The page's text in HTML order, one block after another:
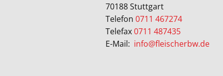
70188 Stuttgart
Telefon 0711 467274
Telefax0711 487435
E-Mail: info@fleischerbw.de